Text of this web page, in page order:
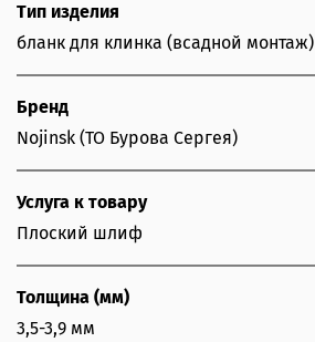
Тип изделия
бланк для клинка (всадной монтаж)
Бренд
Nojinsk (ТО Бурова Сергея)
Услуга к товару
Плоский шлиф
Толщина (мм)
3,5-3,9 мм